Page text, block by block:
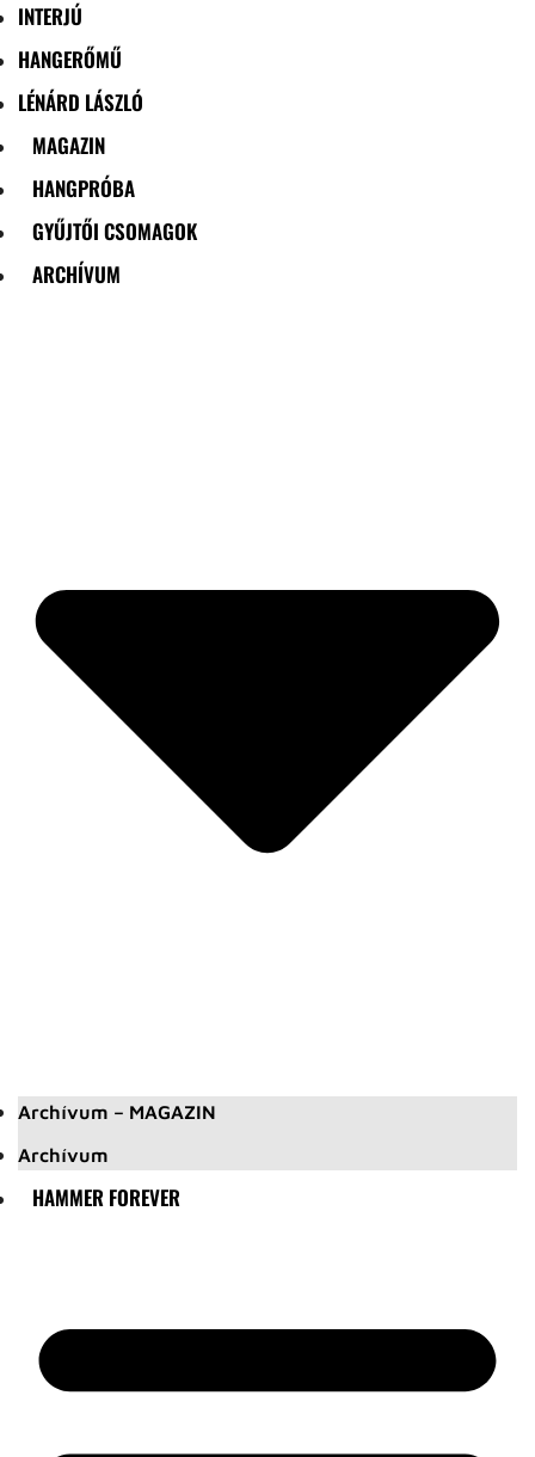
INTERJÚ
HANGERŐMŰ
LÉNÁRD LÁSZLÓ
MAGAZIN
HANGPRÓBA
GYŰJTŐI CSOMAGOK
ARCHÍVUM
Archívum – MAGAZIN
Archívum
HAMMER FOREVER